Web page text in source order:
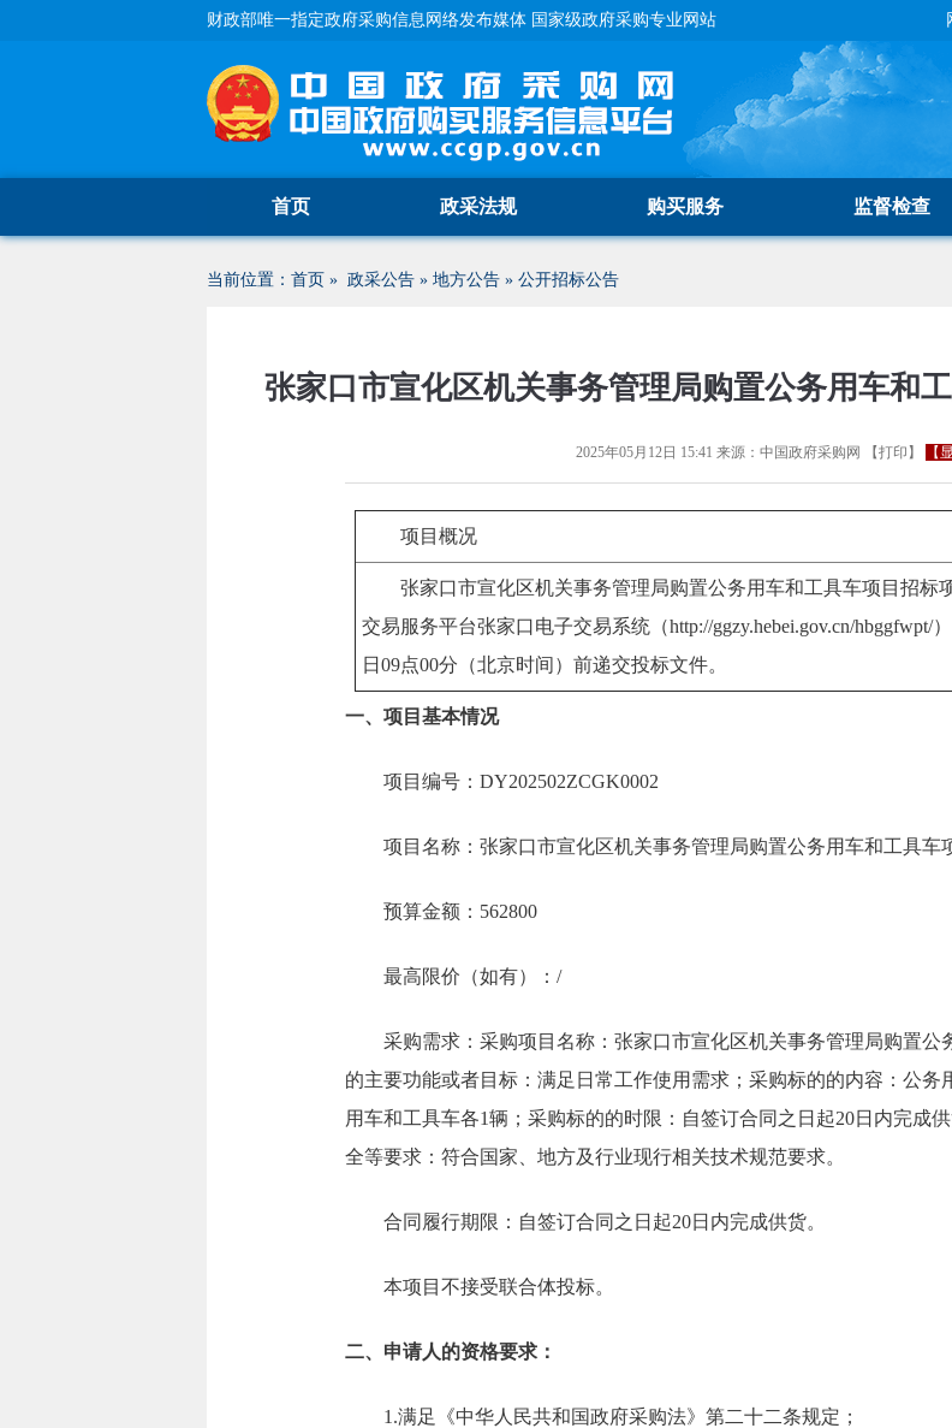
财政部唯一指定政府采购信息网络发布媒体 国家级政府采购专业网站
首页 政采法规 购买服务 监督检查
当前位置： 首页 » 政采公告 » 地方公告 » 公开招标公告
张家口市宣化区机关事务管理局购置公务用车和
2025年05月12日 15:41 来源： 中国政府采购网 【打印 】 【
项目概况
张家口市宣化区机关事务管理局购置公务用车和工具车项目招标
交易服务平台张家口电子交易系统（http://ggzy.hebei.gov.cn/hbggfwpt/
日09点00分（北京时间）前递交投标文件。
一、项目基本情况
项目编号：DY202502ZCGK0002
项目名称：张家口市宣化区机关事务管理局购置公务用车和工具车
预算金额：562800
最高限价（如有）：/
采购需求：采购项目名称：张家口市宣化区机关事务管理局购置
的主要功能或者目标：满足日常工作使用需求；采购标的的内容：公务
用车和工具车各1辆；采购标的的时限：自签订合同之日起20日内完成
全等要求：符合国家、地方及行业现行相关技术规范要求。
合同履行期限：自签订合同之日起20日内完成供货。
本项目不接受联合体投标。
二、申请人的资格要求：
1.满足《中华人民共和国政府采购法》第二十二条规定；